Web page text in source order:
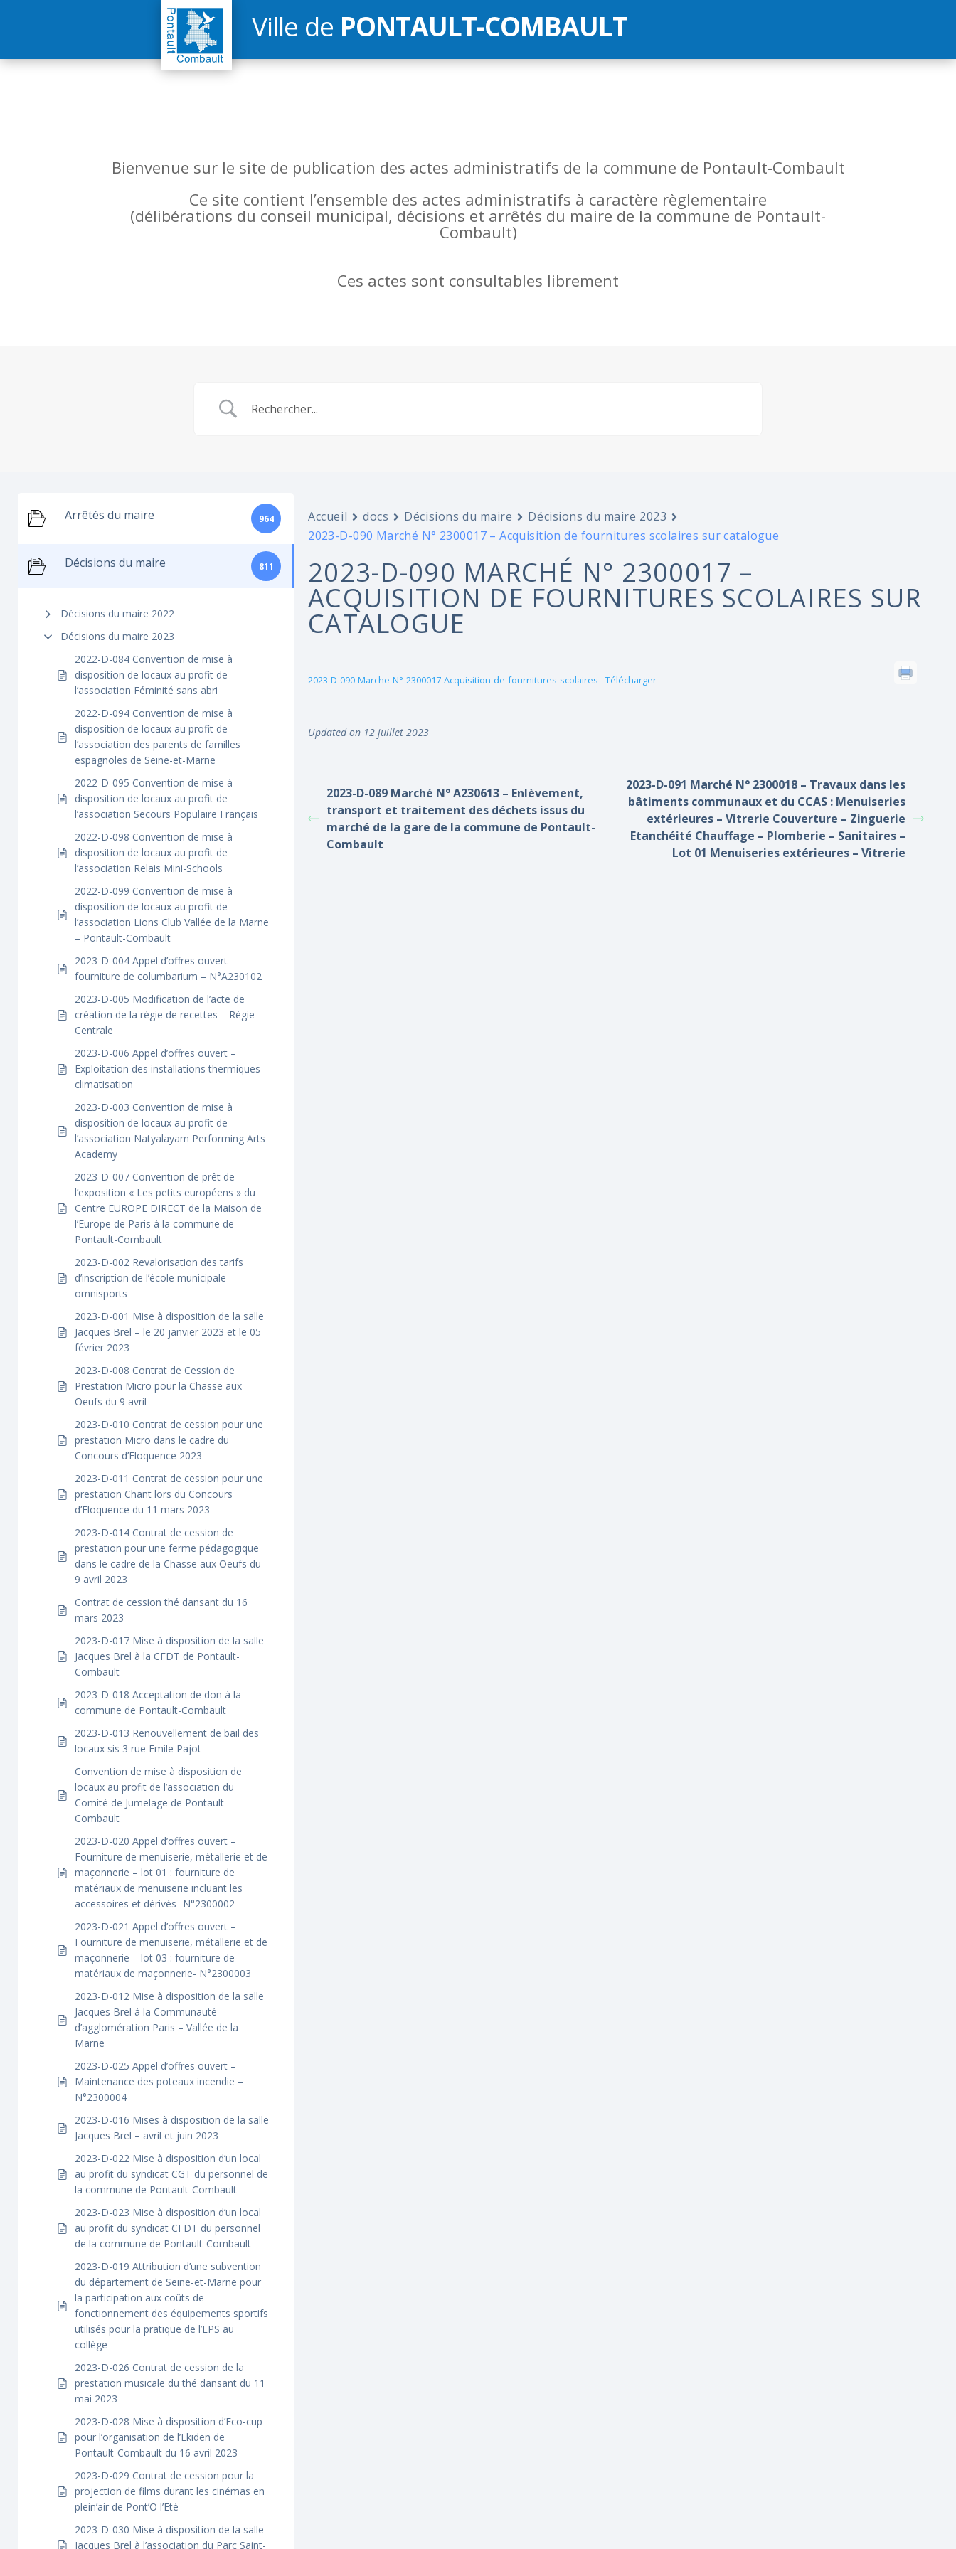
Ville de PONTAULT-COMBAULT
Bienvenue sur le site de publication des actes administratifs de la commune de Pontault-Combault
Ce site contient l’ensemble des actes administratifs à caractère règlementaire
(délibérations du conseil municipal, décisions et arrêtés du maire de la commune de Pontault-
Combault)
Ces actes sont consultables librement
Arrêtés du maire 964
Décisions du maire 811
Décisions du maire 2022
Décisions du maire 2023
2022-D-084 Convention de mise à
disposition de locaux au profit de
l’association Féminité sans abri
2022-D-094 Convention de mise à
disposition de locaux au profit de
l’association des parents de familles
espagnoles de Seine-et-Marne
2022-D-095 Convention de mise à
disposition de locaux au profit de
l’association Secours Populaire Français
2022-D-098 Convention de mise à
disposition de locaux au profit de
l’association Relais Mini-Schools
2022-D-099 Convention de mise à
disposition de locaux au profit de
l’association Lions Club Vallée de la Marne
– Pontault-Combault
2023-D-004 Appel d’offres ouvert –
fourniture de columbarium – N°A230102
2023-D-005 Modification de l’acte de
création de la régie de recettes – Régie
Centrale
2023-D-006 Appel d’offres ouvert –
Exploitation des installations thermiques –
climatisation
2023-D-003 Convention de mise à
disposition de locaux au profit de
l’association Natyalayam Performing Arts
Academy
2023-D-007 Convention de prêt de
l’exposition « Les petits européens » du
Centre EUROPE DIRECT de la Maison de
l’Europe de Paris à la commune de
Pontault-Combault
2023-D-002 Revalorisation des tarifs
d’inscription de l’école municipale
omnisports
2023-D-001 Mise à disposition de la salle
Jacques Brel – le 20 janvier 2023 et le 05
février 2023
2023-D-008 Contrat de Cession de
Prestation Micro pour la Chasse aux
Oeufs du 9 avril
2023-D-010 Contrat de cession pour une
prestation Micro dans le cadre du
Concours d’Eloquence 2023
2023-D-011 Contrat de cession pour une
prestation Chant lors du Concours
d’Eloquence du 11 mars 2023
2023-D-014 Contrat de cession de
prestation pour une ferme pédagogique
dans le cadre de la Chasse aux Oeufs du
9 avril 2023
Contrat de cession thé dansant du 16
mars 2023
2023-D-017 Mise à disposition de la salle
Jacques Brel à la CFDT de Pontault-
Combault
2023-D-018 Acceptation de don à la
commune de Pontault-Combault
2023-D-013 Renouvellement de bail des
locaux sis 3 rue Emile Pajot
Convention de mise à disposition de
locaux au profit de l’association du
Comité de Jumelage de Pontault-
Combault
2023-D-020 Appel d’offres ouvert –
Fourniture de menuiserie, métallerie et de
maçonnerie – lot 01 : fourniture de
matériaux de menuiserie incluant les
accessoires et dérivés- N°2300002
2023-D-021 Appel d’offres ouvert –
Fourniture de menuiserie, métallerie et de
maçonnerie – lot 03 : fourniture de
matériaux de maçonnerie- N°2300003
2023-D-012 Mise à disposition de la salle
Jacques Brel à la Communauté
d’agglomération Paris – Vallée de la
Marne
2023-D-025 Appel d’offres ouvert –
Maintenance des poteaux incendie –
N°2300004
2023-D-016 Mises à disposition de la salle
Jacques Brel – avril et juin 2023
2023-D-022 Mise à disposition d’un local
au profit du syndicat CGT du personnel de
la commune de Pontault-Combault
2023-D-023 Mise à disposition d’un local
au profit du syndicat CFDT du personnel
de la commune de Pontault-Combault
2023-D-019 Attribution d’une subvention
du département de Seine-et-Marne pour
la participation aux coûts de
fonctionnement des équipements sportifs
utilisés pour la pratique de l’EPS au
collège
2023-D-026 Contrat de cession de la
prestation musicale du thé dansant du 11
mai 2023
2023-D-028 Mise à disposition d’Eco-cup
pour l’organisation de l’Ekiden de
Pontault-Combault du 16 avril 2023
2023-D-029 Contrat de cession pour la
projection de films durant les cinémas en
plein’air de Pont’O l’Eté
2023-D-030 Mise à disposition de la salle
Jacques Brel à l’association du Parc Saint-
Accueil docs Décisions du maire
Décisions du maire 2023
2023-D-090 Marché N° 2300017 – Acquisition de fournitures scolaires sur catalogue
2023-D-090 MARCHÉ N° 2300017 –
ACQUISITION DE FOURNITURES SCOLAIRES SUR
CATALOGUE
2023-D-090-Marche-N°-2300017-Acquisition-de-fournitures-scolaires Télécharger
Updated on 12 juillet 2023
2023-D-089 Marché N° A230613 – Enlèvement,
transport et traitement des déchets issus du
marché de la gare de la commune de Pontault-
Combault
2023-D-091 Marché N° 2300018 – Travaux dans les
bâtiments communaux et du CCAS : Menuiseries
extérieures – Vitrerie Couverture – Zinguerie
Etanchéité Chauffage – Plomberie – Sanitaires –
Lot 01 Menuiseries extérieures – Vitrerie